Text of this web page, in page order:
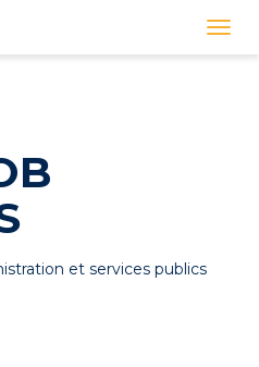
et services publics